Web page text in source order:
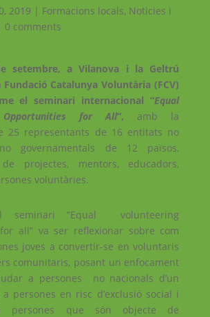
2019 | Formacions locals, Noticies i
0 comments
setembre, a Vilanova i la Geltrú
Fundació Catalunya Voluntària (FCV)
el seminari internacional “Equal
Opportunities for All“, amb la
25 representants de 16 entitats no
governamentals de 12 països,
projectes, mentors, educadors,
voluntàries.
seminari ”Equal volunteering
all” va ser reflexionar sobre com
joves a convertir-se en voluntaris
comunitaris, posant un enfocament
a persones no nacionals d’un
persones en risc d’exclusió social i
persones que són objecte de